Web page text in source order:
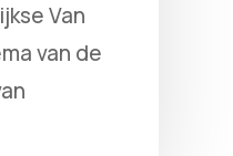
Van
van de